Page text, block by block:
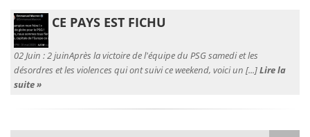
CE PAYS EST FICHU
02 Juin :2 juinAprès la victoire de l'équipe du PSG samedi et les
désordres et les violences qui ont suivi ce weekend, voici un [...]Lire la
suite »